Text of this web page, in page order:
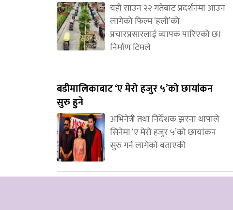
यही साउन २२ गतेबाट प्रदर्शनमा आउन
लागेको फिल्म ‘हली’को
प्रचारप्रसारलाई व्यापक पारिएको छ।
निर्माण टिमले
बडीमालिकाबाट ‘ए मेरो हजुर ५’को छायांकन
सुरु हुने
अभिनेत्री तथा निर्देशक झरना थापाले
सिनेमा ‘ए मेरो हजुर ५’को छायांकन
सुरु गर्न लागेको बताएकी